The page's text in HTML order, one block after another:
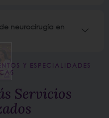
neurocirugía en
Y ESPECIALIDADES
Servicios